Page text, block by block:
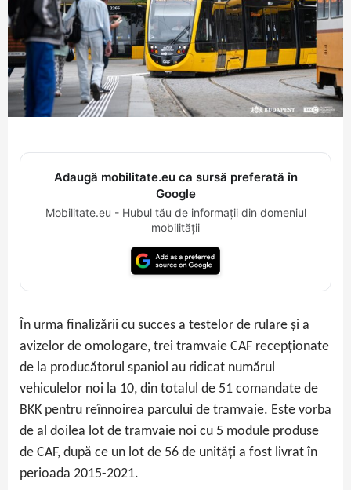
Adaugă mobilitate.eu ca sursă preferată în
Google
Mobilitate.eu - Hubul tău de informații din domeniul
mobilității
În urma finalizării cu succes a testelor de rulare și a
avizelor de omologare, trei tramvaie CAF recepționate
de la producătorul spaniol au ridicat numărul
vehiculelor noi la 10, din totalul de 51 comandate de
BKK pentru reînnoirea parcului de tramvaie. Este vorba
de al doilea lot de tramvaie noi cu 5 module produse
de CAF, după ce un lot de 56 de unități a fost livrat în
perioada 2015-2021.